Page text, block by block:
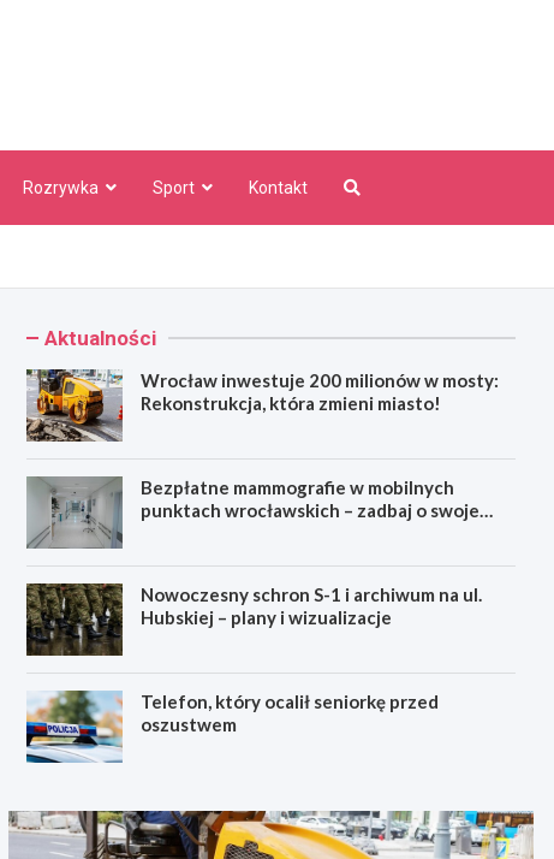
Rozrywka Sport Kontakt
Aktualności
Wrocław inwestuje 200 milionów w mosty:
Rekonstrukcja, która zmieni miasto!
Bezpłatne mammografie w mobilnych
punktach wrocławskich – zadbaj o swoje
Nowoczesny schron S-1 i archiwum na ul.
Hubskiej – plany i wizualizacje
Telefon, który ocalił seniorkę przed
oszustwem